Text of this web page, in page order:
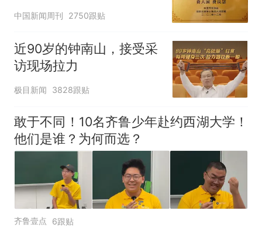
官方回应
中国新闻周刊 2750跟贴
近90岁的钟南山，接受采
访现场拉力
极目新闻 3828跟贴
敢于不同！10名齐鲁少年赴约西湖大学！
他们是谁？为何而选？
齐鲁壹点 6跟贴